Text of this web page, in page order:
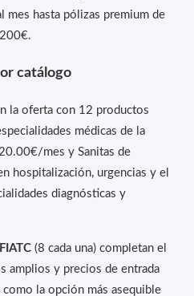
mes hasta pólizas premium de
catálogo
la oferta con 12 productos
médicas de la
mes y Sanitas de
hospitalización, urgencias y el
diagnósticas y
FIATC (8 cada una) completan el
amplios y precios de entrada
la opción más asequible